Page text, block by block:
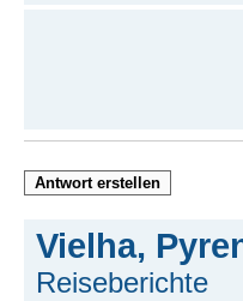
Antwort erstellen
Vielha,
Reiseberichte